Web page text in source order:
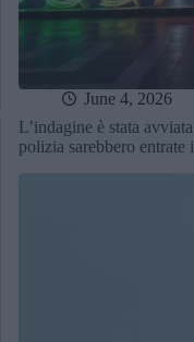
June 4, 2026
L’indagine è stata
polizia sarebbero